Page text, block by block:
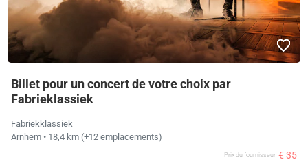
Billet pour un concert de votre choix par
Fabrieklassiek
Fabriekklassiek
Arnhem • 18,4 km (+12 emplacements)
Prix ​​du fournisseur € 35